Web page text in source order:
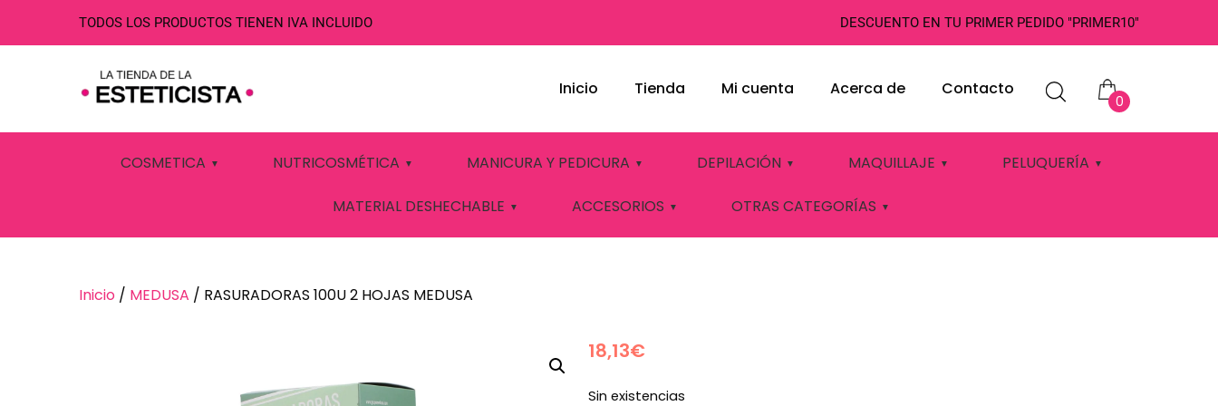
TODOS LOS PRODUCTOS TIENEN IVA INCLUIDO DESCUENTO EN TU PRIMER PEDIDO "PRIMER10"
0
Inicio Tienda Mi cuenta Acerca de Contacto
COSMETICA NUTRICOSMÉTICA MANICURA Y PEDICURA DEPILACIÓN MAQUILLAJE PELUQUERÍA
MATERIAL DESHECHABLE ACCESORIOS OTRAS CATEGORÍAS
RASURADORAS 100U 2 HOJAS MEDUSA
Inicio / MEDUSA / RASURADORAS 100U 2 HOJAS MEDUSA
18,13€
Sin existencias